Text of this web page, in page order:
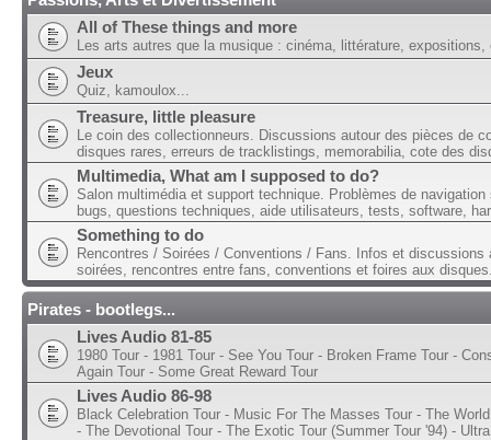
All of These things and more
Les arts autres que la musique : cinéma, littérature, expositions,
Jeux
Quiz, kamoulox...
Treasure, little pleasure
Le coin des collectionneurs. Discussions autour des pièces de
disques rares, erreurs de tracklistings, memorabilia, cote des
Multimedia, What am I supposed to do?
Salon multimédia et support technique. Problèmes de navigation
bugs, questions techniques, aide utilisateurs, tests, software,
Something to do
Rencontres / Soirées / Conventions / Fans. Infos et discussions
soirées, rencontres entre fans, conventions et foires aux
Pirates - bootlegs...
Lives Audio 81-85
1980 Tour - 1981 Tour - See You Tour - Broken Frame Tour -
Again Tour - Some Great Reward Tour
Lives Audio 86-98
Black Celebration Tour - Music For The Masses Tour - The
- The Devotional Tour - The Exotic Tour (Summer Tour '94) -